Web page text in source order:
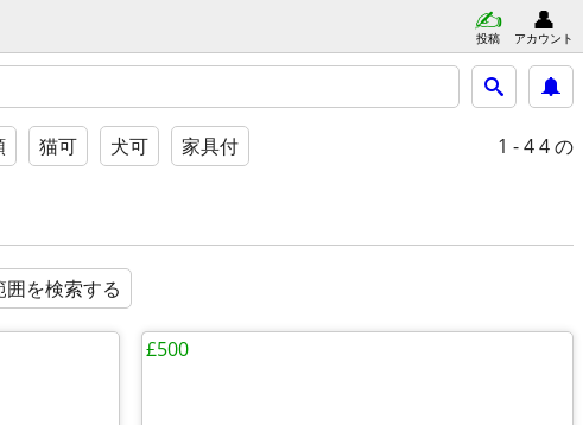
投稿 アカウント
猫可 犬可 家具付 1 - 44 の
囲を検索する
£500